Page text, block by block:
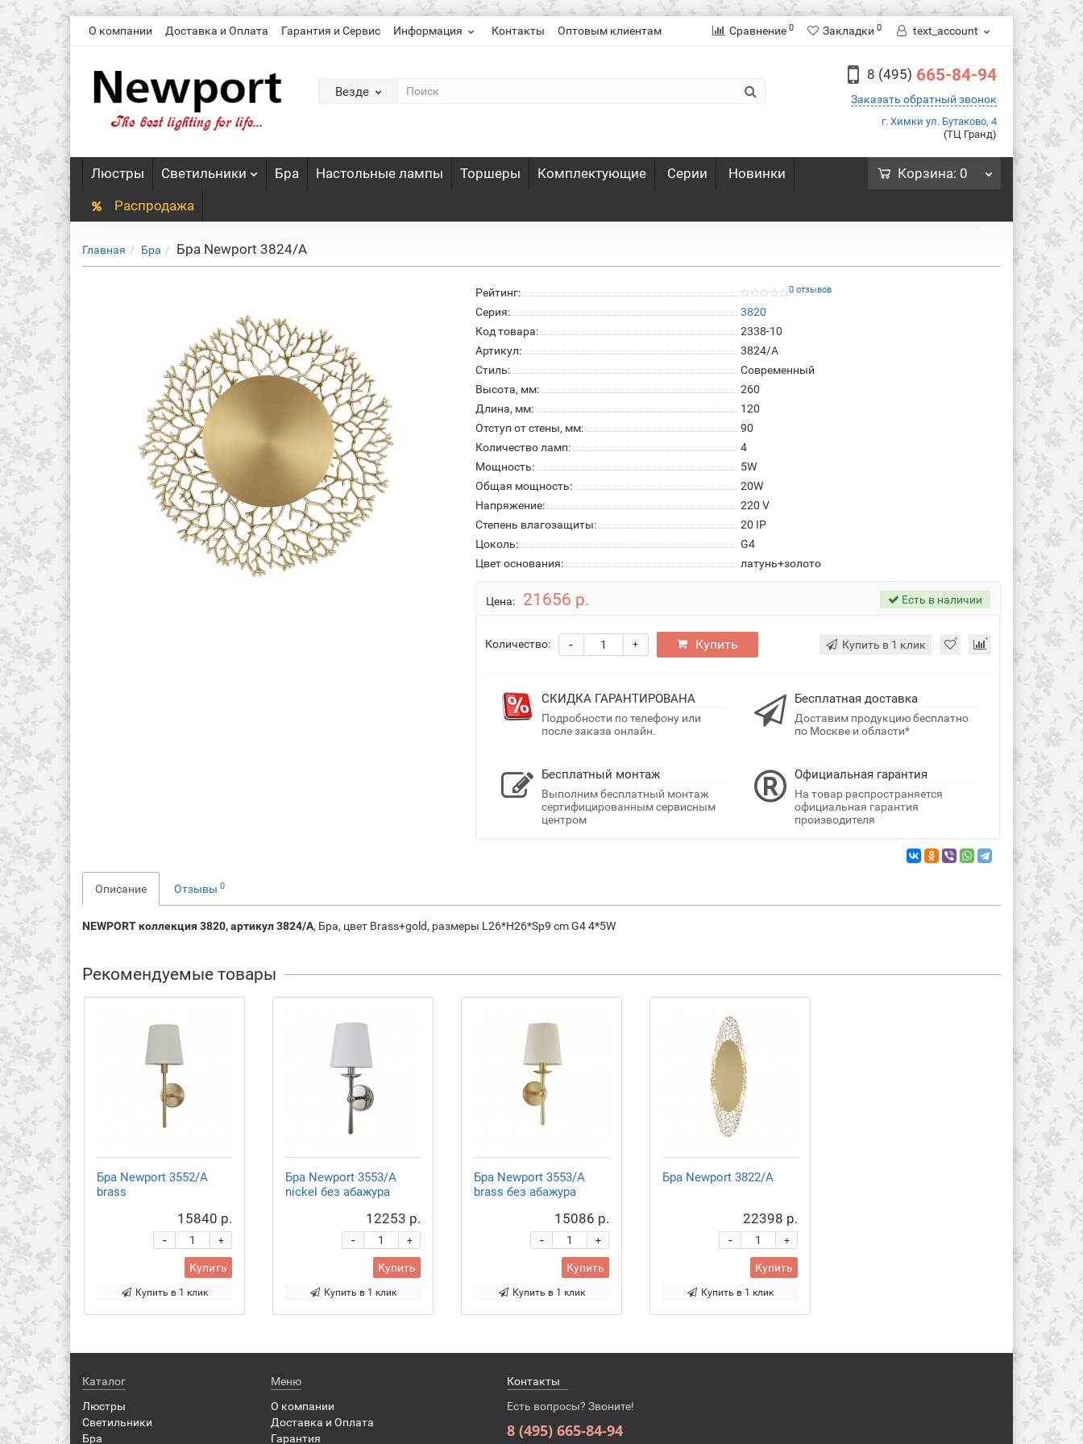
О компании Доставка и Оплата Гарантия и Сервис Информация Контакты Оптовым клиентам Сравнение 0 Закладки 0 text_account
Везде
8 (495) 665-84-94
Заказать обратный звонок
г. Химки ул. Бутаково, 4
(ТЦ Гранд)
Люстры Светильники Бра Настольные лампы Торшеры Комплектующие Серии
Новинки
Распродажа
Корзина: 0
Главная Бра Бра Newport 3824/A
Рейтинг: 0 отзывов
Серия:
3820
Код товара:
2338-10
Артикул:
3824/A
Стиль:
Современный
Высота, мм:
260
Длина, мм:
120
Отступ от стены, мм:
90
Количество ламп:
4
Мощность:
5W
Общая мощность:
20W
Напряжение:
220 V
Степень влагозащиты:
20 IP
Цоколь:
G4
Цвет основания:
латунь+золото
Цена: 21656 р. Есть в наличии
Количество: +
- Купить Купить в 1 клик
СКИДКА ГАРАНТИРОВАНА
Подробности по телефону или
после заказа онлайн.
Бесплатная доставка
Доставим продукцию бесплатно
по Москве и области*
Бесплатный монтаж
Выполним бесплатный монтаж
сертифицированным сервисным
центром
Официальная гарантия
На товар распространяется
официальная гарантия
производителя
Описание Отзывы 0
NEWPORT коллекция 3820, артикул 3824/A, Бра, цвет Brass+gold, размеры L26*H26*Sp9 cm G4 4*5W
Рекомендуемые товары
Бра Newport 3552/A
brass
15840 р.
+
-
Купить
Купить в 1 клик
Бра Newport 3553/A
nickel без абажура
12253 р.
+
-
Купить
Купить в 1 клик
Бра Newport 3553/A
brass без абажура
15086 р.
+
-
Купить
Купить в 1 клик
Бра Newport 3822/A
22398 р.
+
-
Купить
Купить в 1 клик
Каталог
Люстры
Светильники
Бра
Меню
О компании
Доставка и Оплата
Гарантия
Контакты
Есть вопросы? Звоните!
8 (495) 665-84-94